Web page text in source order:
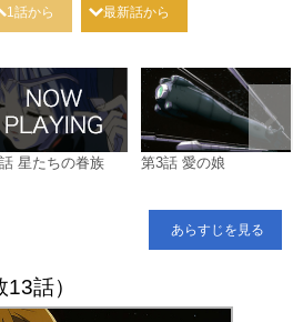
1話から 最新話から
星たちの眷族 第3話 愛の娘
あらすじを見る
話）